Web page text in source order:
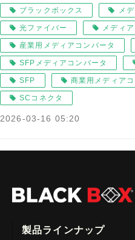
ブラックボックス メ
光ファイバー メディ
産業用メディアコンバータ
SFPメディアコンバータ
SFP 商業用メディアコ
SCコネクタ
2026-03-16 05:20
製品ラインナップ